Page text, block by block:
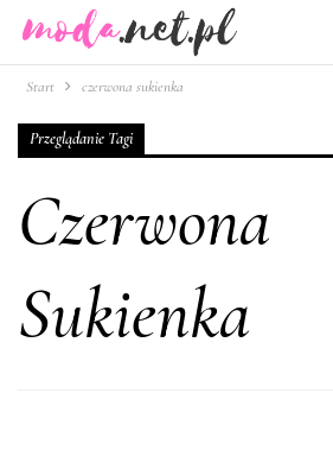
Start czerwona sukienka
Przeglądanie Tagi
Czerwona
Sukienka